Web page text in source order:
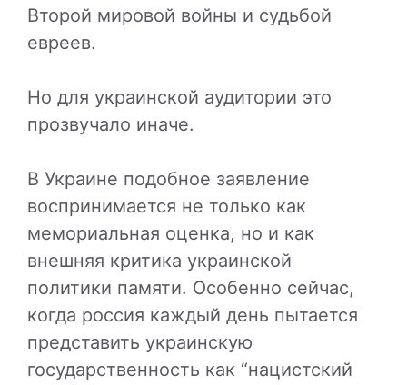
Второй мировой войны и судьбой
евреев.
Но для украинской аудитории это
прозвучало иначе.
В Украине подобное заявление
воспринимается не только как
мемориальная оценка, но и как
внешняя критика украинской
политики памяти. Особенно сейчас,
когда россия каждый день пытается
представить украинскую
государственность как “нацистский